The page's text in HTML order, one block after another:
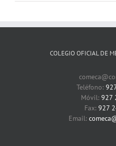
COLEGIO OFICIAL DE
Teléfono:
Móvil: 927
Fax: 927
Email: